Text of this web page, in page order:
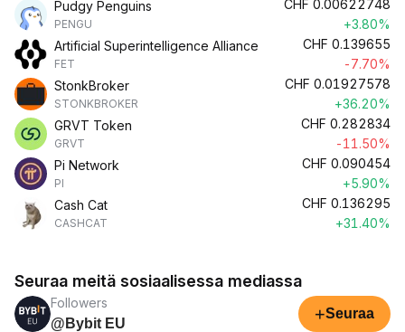
Pudgy Penguins
PENGU
CHF 0.00622748
+3.80%
Artificial Superintelligence Alliance
FET
CHF 0.139655
-7.70%
StonkBroker
STONKBROKER
CHF 0.01927578
+36.20%
GRVT Token
GRVT
CHF 0.282834
-11.50%
Pi Network
PI
CHF 0.090454
+5.90%
Cash Cat
CASHCAT
CHF 0.136295
+31.40%
Seuraa meitä sosiaalisessa mediassa
Followers
@Bybit EU
+Seuraa